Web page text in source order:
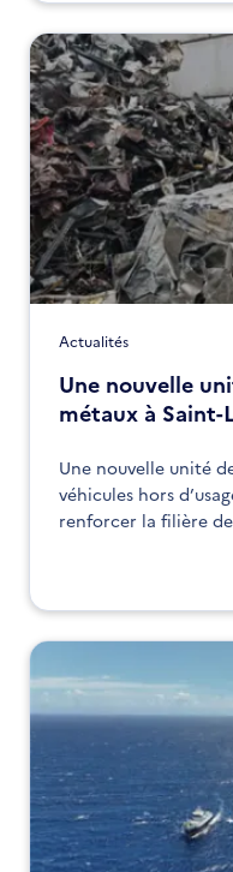
Actualités
Une nouvelle
métaux à Saint-
Une nouvelle unité
véhicules hors
renforcer la filière